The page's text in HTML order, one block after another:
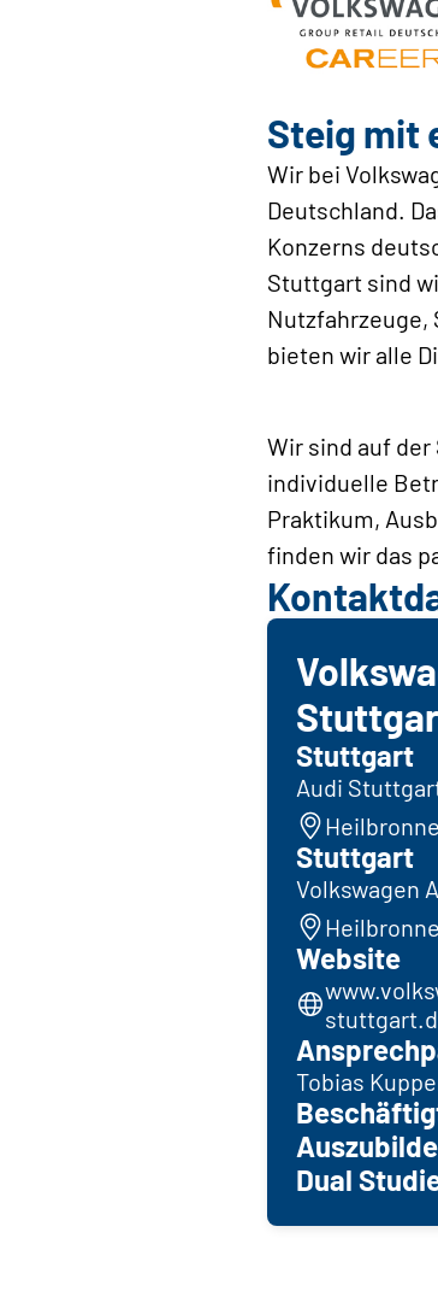
Steig mit
Wir bei
Deutschland.
Konzerns
Stuttgart sind
Nutzfahrzeuge,
bieten wir alle
Wir sind auf
individuelle
Praktikum,
finden wir das
Stuttgart
Audi
Stuttgart
Volkswagen
Website
Tobias
Dual